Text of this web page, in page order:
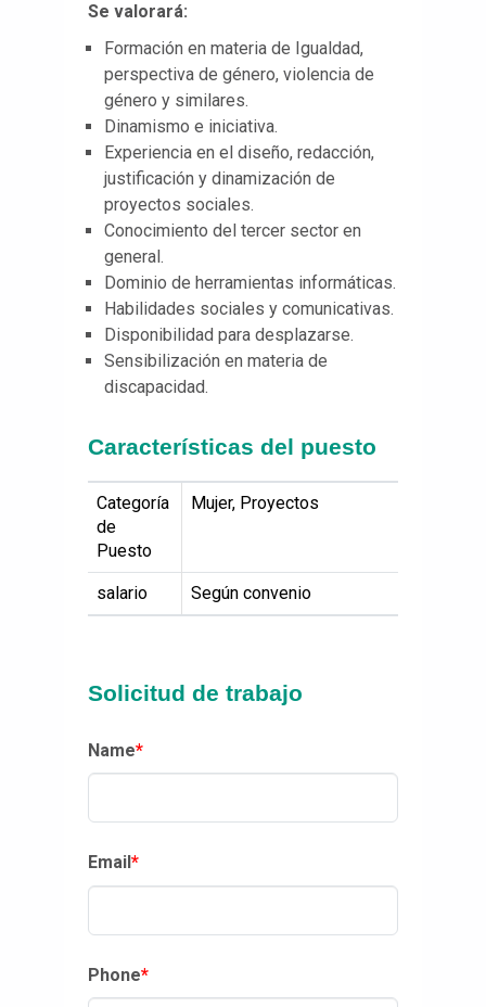
Se valorará:
Formación en materia de Igualdad,
perspectiva de género, violencia de
género y similares.
Dinamismo e iniciativa.
Experiencia en el diseño, redacción,
justificación y dinamización de
proyectos sociales.
Conocimiento del tercer sector en
general.
Dominio de herramientas informáticas.
Habilidades sociales y comunicativas.
Disponibilidad para desplazarse.
Sensibilización en materia de
discapacidad.
Características del puesto
Categoría
de
Puesto
Mujer, Proyectos
salario Según convenio
Solicitud de trabajo
Name*
Email *
Phone*